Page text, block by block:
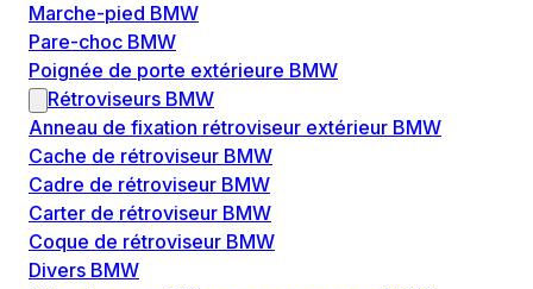
Marche-pied BMW
Pare-choc BMW
Poignée de porte extérieure BMW
Rétroviseurs BMW
Anneau de fixation rétroviseur extérieur BMW
Cache de rétroviseur BMW
Cadre de rétroviseur BMW
Carter de rétroviseur BMW
Coque de rétroviseur BMW
Divers BMW